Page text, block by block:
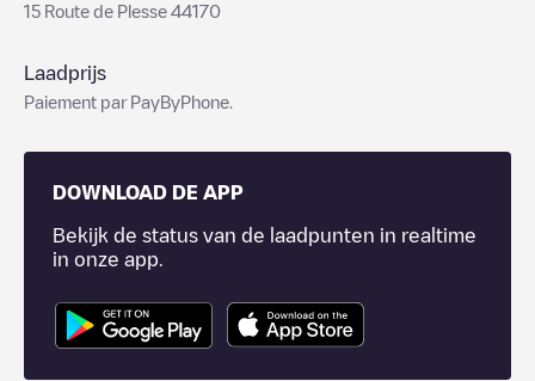
15 Route de Plesse 44170
Laadprijs
Paiement par PayByPhone.
DOWNLOAD DE APP
Bekijk de status van de laadpunten in realtime
in onze app.